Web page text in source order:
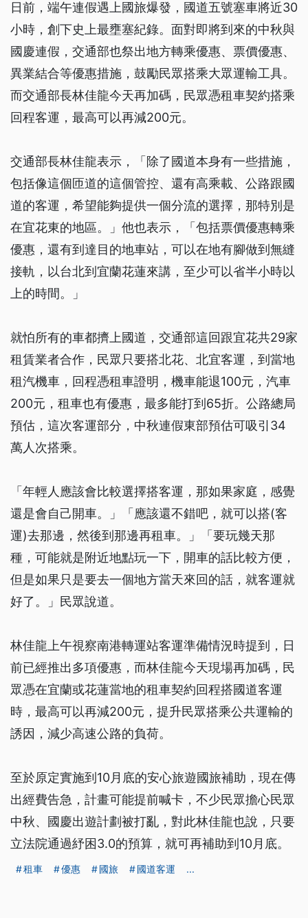
日前，端午連假遇上國旅爆發，國道五號塞車將近30
小時，創下史上最壅塞紀錄。面對即將到來的中秋與
國慶連假，交通部也祭出地方轉乘優惠、票價優惠、
異業結合等優惠措施，鼓勵民眾搭乘大眾運輸工具。
而交通部長林佳龍今天再加碼，民眾憑租車契約搭乘
回程客運，最高可以再減200元。
交通部長林佳龍表示，「除了國道本身有一些措施，
包括像這個匝道的這個管控、還有高乘載、公路跟國
道的客運，希望能夠提供一個分流的選擇，那特別是
在宜花東的地區。」他也表示，「包括票價優惠轉乘
優惠，還有到達目的地車站，可以在地有腳做到無縫
接軌，以台北到宜蘭花蓮來講，至少可以省半小時以
上的時間。」
就怕所有的車都擠上國道，交通部這回跟宜花共29家
租賃業者合作，民眾只要搭北花、北宜客運，到當地
租汽機車，回程憑租車證明，機車能退100元，汽車
200元，租車也有優惠，最多能打到65折。公路總局
預估，這次客運部分，中秋連假東部預估可吸引34
萬人次搭乘。
「年輕人應該會比較選擇搭客運，那如果家庭，感覺
還是會自己開車。」「應該還不錯吧，就可以搭(客
運)去那邊，然後到那邊再租車。」「要玩幾天那
種，可能就是附近地點玩一下，開車的話比較方便，
但是如果只是要去一個地方當天來回的話，就客運就
好了。」民眾說道。
林佳龍上午視察南港轉運站客運準備情況時提到，日
前已經推出多項優惠，而林佳龍今天現場再加碼，民
眾憑在宜蘭或花蓮當地的租車契約回程搭國道客運
時，最高可以再減200元，提升民眾搭乘公共運輸的
誘因，減少高速公路的負荷。
至於原定實施到10月底的安心旅遊國旅補助，現在傳
出經費告急，計畫可能提前喊卡，不少民眾擔心民眾
中秋、國慶出遊計劃被打亂，對此林佳龍也說，只要
立法院通過紓困3.0的預算，就可再補助到10月底。
租車 優惠 國旅 國道客運 ...